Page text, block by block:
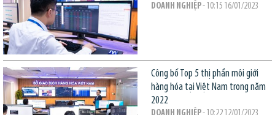
DOANH NGHIỆP- 10:15 16/01/2023
Công bố Top 5 thị phần môi giới
hàng hóa tại Việt Nam trong năm
2022